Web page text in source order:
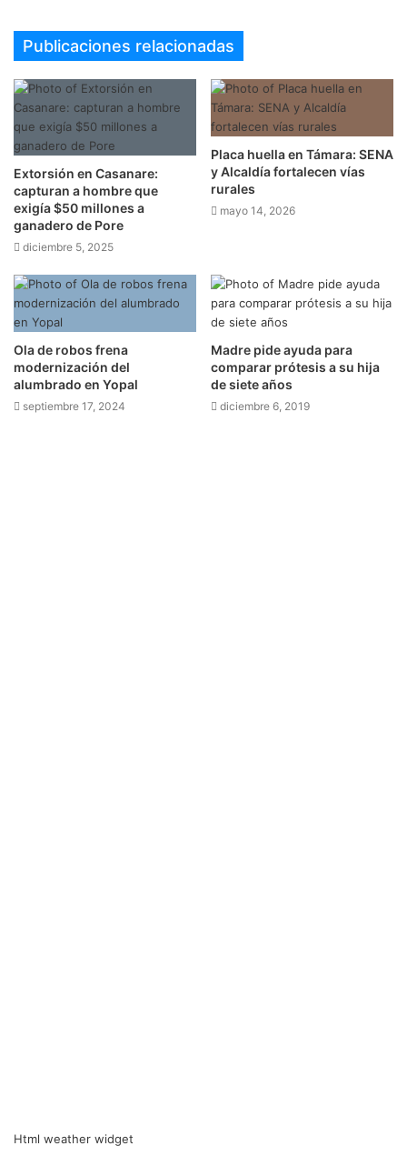
Publicaciones relacionadas
Extorsión en Casanare:
capturan a hombre que
exigía $50 millones a
ganadero de Pore
diciembre 5, 2025
Placa huella en Támara: SENA
y Alcaldía fortalecen vías
rurales
mayo 14, 2026
Ola de robos frena
modernización del
alumbrado en Yopal
septiembre 17, 2024
Madre pide ayuda para
comparar prótesis a su hija
de siete años
diciembre 6, 2019
Html weather widget